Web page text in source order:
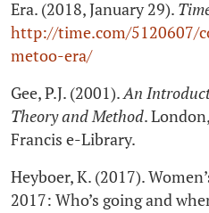
Era. (2018, January 29).
http://time.com/5120607/
metoo-era/
Gee, P.J. (2001).An
Theory and Method.
Francis e-Library.
Heyboer, K. (2017).
2017: Who’s going and